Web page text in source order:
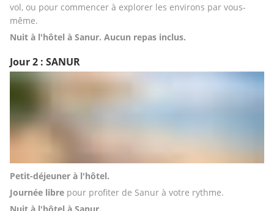
vol, ou pour commencer à explorer les environs par vous-
même.
Nuit à l'hôtel à Sanur. Aucun repas inclus.
Jour 2 : SANUR
Petit-déjeuner à l'hôtel.
Journée libre pour profiter de Sanur à votre rythme.
Nuit à l'hôtel à Sanur.